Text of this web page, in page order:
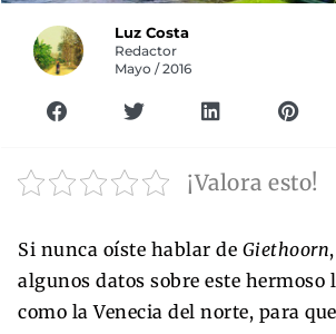
Luz Costa
Redactor
Mayo / 2016
¡Valora esto!
Si nunca oíste hablar de Giethoorn
algunos datos sobre este hermoso
como la Venecia del norte, para